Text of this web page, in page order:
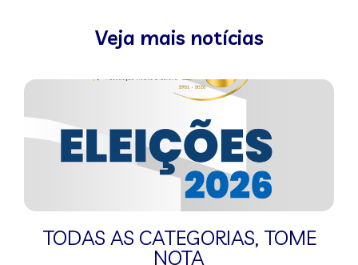
Veja mais notícias
TODAS AS CATEGORIAS, TOME
NOTA